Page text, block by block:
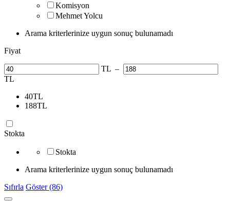
Komisyon
Mehmet Yolcu
Arama kriterlerinize uygun sonuç bulunamadı
Fiyat
TL –
TL
40TL
188TL
Stokta
Stokta
Arama kriterlerinize uygun sonuç bulunamadı
Sıfırla Göster (86)